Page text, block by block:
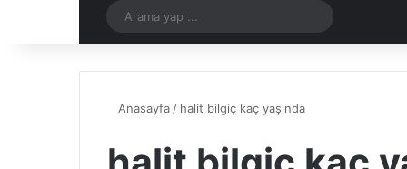
Rastgele Makale
yap
Anasayfa / halit bilgiç kaç yaşında